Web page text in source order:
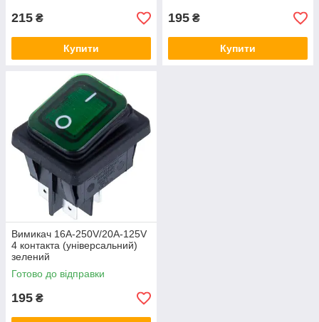
215 ₴
Купити
195 ₴
Купити
Вимикач 16A-250V/20A-125V
4 контакта (універсальний)
зелений
Готово до відправки
195 ₴